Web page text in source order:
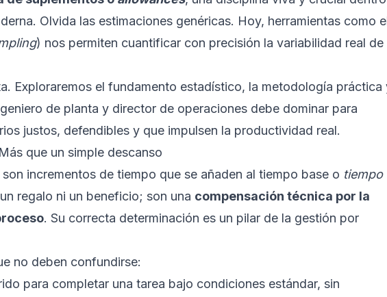
Olvida las estimaciones genéricas. Hoy, herramientas como
) nos permiten cuantificar con precisión la variabilidad real de
Exploraremos el fundamento estadístico, la metodología práctica
de planta y director de operaciones debe dominar para
justos, defendibles y que impulsen la productividad real.
que un simple descanso
son incrementos de tiempo que se añaden al tiempo base o tiempo
regalo ni un beneficio; son una compensación técnica por la
. Su correcta determinación es un pilar de la gestión por
no deben confundirse:
para completar una tarea bajo condiciones estándar, sin